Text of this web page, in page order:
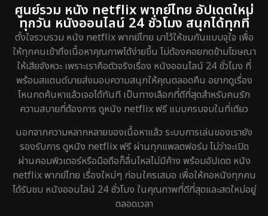
ศูนย์รวม หนัง netflix พากย์ไทย อัปเดตใหม่
ทุกวัน หนังออนไลน์ 24 ชั่วโมง สนุกได้ทุกที่
ตั้งใจรวบรวม หนัง netflix พากย์ไทย มาไว้ให้ชมกันแบบจุใจ เพื่อ
ให้ทุกคนเข้าถึงเนื้อหาคุณภาพได้ง่ายขึ้น ไม่ต้องคอยกดข้ามโฆษณา
ให้เสียจังหวะ เพราะเราคือตัวจริงเรื่อง หนังออนไลน์ 24 ชั่วโมง ที่
พร้อมสแตนด์บายส่งมอบความสนุกให้คุณตลอดคืน อยากดูเรื่อง
ไหนกดค้นหาแล้วเจอได้ทันที เป็นทางเลือกที่ดีที่สุดสำหรับคนรัก
ความสบายที่ต้องการ ดูหนัง netflix ฟรี แบบครบจบในที่เดียว
นอกจากความหลากหลายของเนื้อหาแล้ว ระบบการเล่นของเรายัง
รองรับการ ดูหนัง netflix ฟรี ผ่านทุกแพลตฟอร์ม ไม่ว่าจะเปิด
ผ่านคอมพิวเตอร์หรือมือถือก็ลื่นไหลไม่มีค้าง พร้อมอัปเดต หนัง
netflix พากย์ไทย เรื่องใหม่ๆ ก่อนใครเสมอ เพื่อให้คอหนังทุกคน
ได้รับชม หนังออนไลน์ 24 ชั่วโมง ในคุณภาพที่ดีที่สุดและสดใหม่อยู่
ตลอดเวลา